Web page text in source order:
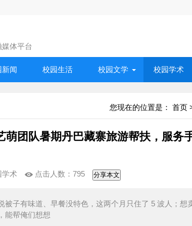
体平台
新闻 校园生活 校园文学 校园学术
您现在的位置是： 首页
团队暑期丹巴藏寨旅游帮扶，服务
学术 点击人数： 795 分享本文
被子有味道、早餐没特色，这两个月只住了 5 波人；想
能帮俺们想想